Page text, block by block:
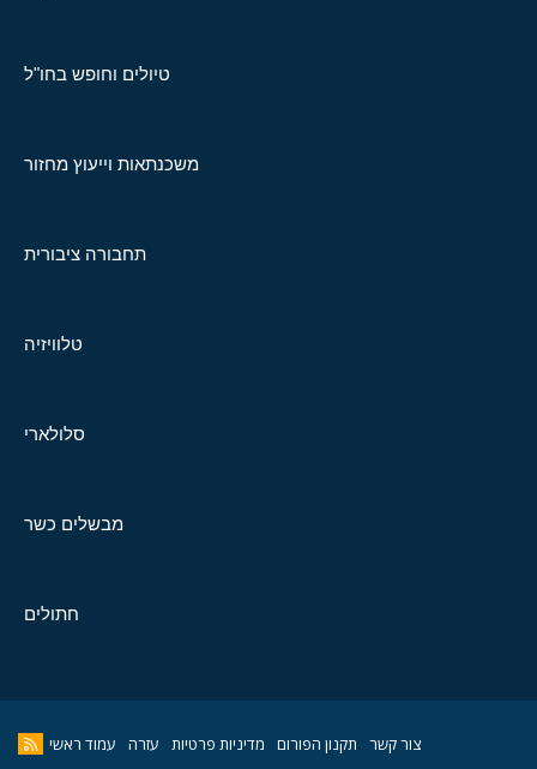
טיולים וחופש בחו"ל
משכנתאות וייעוץ מחזור
תחבורה ציבורית
טלוויזיה
סלולארי
מבשלים כשר
חתולים
צור קשר תקנון הפורום מדיניות פרטיות עזרה עמוד ראשי